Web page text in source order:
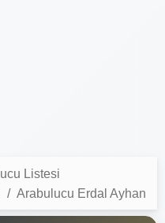
Listesi
Arabulucu Erdal Ayhan